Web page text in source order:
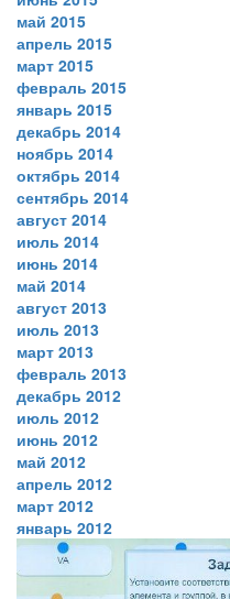
май 2015
апрель 2015
март 2015
февраль 2015
январь 2015
декабрь 2014
ноябрь 2014
октябрь 2014
сентябрь 2014
август 2014
июль 2014
июнь 2014
май 2014
август 2013
июль 2013
март 2013
февраль 2013
декабрь 2012
июль 2012
июнь 2012
май 2012
апрель 2012
март 2012
январь 2012